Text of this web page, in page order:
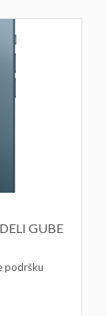
GUBE
podršku